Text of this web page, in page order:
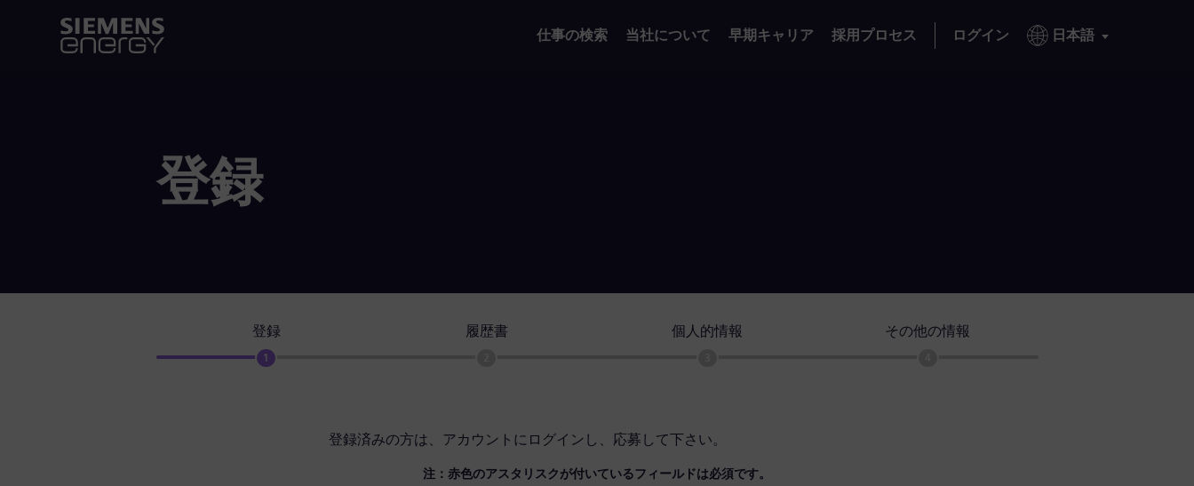
仕事の検索 当社について 早期キャリア 採用プロセス ログイン 日本語
登録
登録
1
履歴書 個人的情報 その他の情報
登録済みの方は、 アカウントにログイン し、応募して下さい。
注：赤色のアスタリスクが付いているフィールドは必須です。